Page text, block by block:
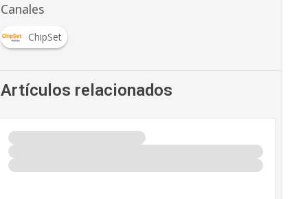
Canales
ChipSet
Artículos relacionados